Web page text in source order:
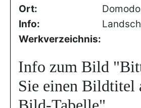
Ort:
Info:
Werkverzeichnis:
Info zum Bild
Sie einen Bildtitel